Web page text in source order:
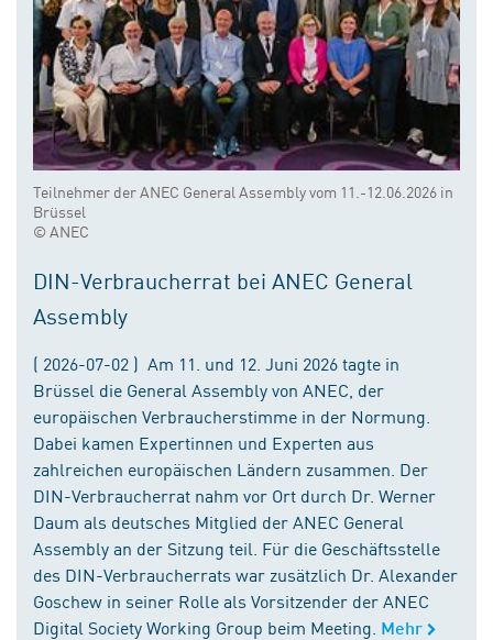
Teilnehmer der ANEC General Assembly vom 11.-12.06.2026 in
Brüssel
© ANEC
DIN-Verbraucherrat bei ANEC General
Assembly
( 2026-07-02 ) Am 11. und 12. Juni 2026 tagte in
Brüssel die General Assembly von ANEC, der
europäischen Verbraucherstimme in der Normung.
Dabei kamen Expertinnen und Experten aus
zahlreichen europäischen Ländern zusammen. Der
DIN-Verbraucherrat nahm vor Ort durch Dr. Werner
Daum als deutsches Mitglied der ANEC General
Assembly an der Sitzung teil. Für die Geschäftsstelle
des DIN-Verbraucherrats war zusätzlich Dr. Alexander
Goschew in seiner Rolle als Vorsitzender der ANEC
Digital Society Working Group beim Meeting. Mehr